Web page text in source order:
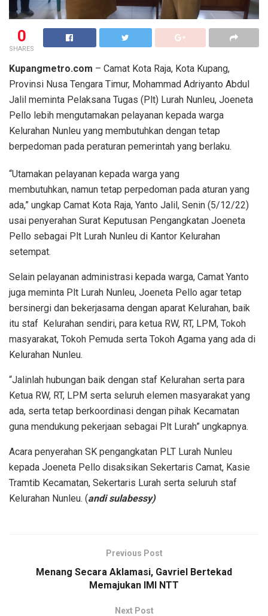
0
SHARES
Kupangmetro.com – Camat Kota Raja, Kota Kupang,
Provinsi Nusa Tengara Timur, Mohammad Adriyanto Abdul
Jalil meminta Pelaksana Tugas (Plt) Lurah Nunleu, Joeneta
Pello lebih mengutamakan pelayanan kepada warga
Kelurahan Nunleu yang membutuhkan dengan tetap
berpedoman pada peraturan pemerintah yang berlaku.
“Utamakan pelayanan kepada warga yang
membutuhkan, namun tetap perpedoman pada aturan yang
ada,” ungkap Camat Kota Raja, Yanto Jalil, Senin (5/12/22)
usai penyerahan Surat Keputusan Pengangkatan Joeneta
Pello sebagai Plt Lurah Nunleu di Kantor Kelurahan
setempat.
Selain pelayanan administrasi kepada warga, Camat Yanto
juga meminta Plt Lurah Nunleu, Joeneta Pello agar tetap
bersinergi dan bekerjasama dengan aparat Kelurahan, baik
itu staf Kelurahan sendiri, para ketua RW, RT, LPM, Tokoh
masyarakat, Tokoh Pemuda serta Tokoh Agama yang ada di
Kelurahan Nunleu.
“Jalinlah hubungan baik dengan staf Kelurahan serta para
Ketua RW, RT, LPM serta seluruh elemen masyarakat yang
ada, serta tetap berkoordinasi dengan pihak Kecamatan
guna mendukung pekerjaan sebagai Plt Lurah” ungkapnya.
Acara penyerahan SK pengangkatan PLT Lurah Nunleu
kepada Joeneta Pello disaksikan Sekertaris Camat, Kasie
Tramtib Kecamatan, Sekertaris Lurah serta seluruh staf
Kelurahan Nunleu. (andi sulabessy)
Previous Post
Menang Secara Aklamasi, Gavriel Bertekad
Memajukan IMI NTT
Next Post